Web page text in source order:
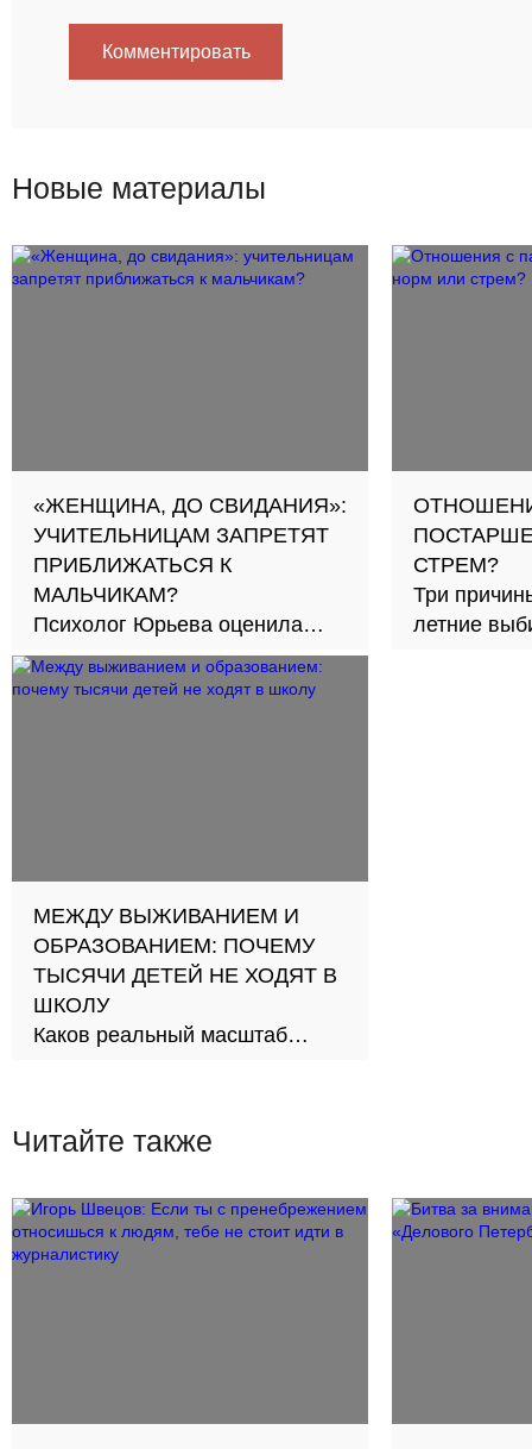
Комментировать
Новые материалы
«ЖЕНЩИНА, ДО СВИДАНИЯ»:
УЧИТЕЛЬНИЦАМ ЗАПРЕТЯТ
ПРИБЛИЖАТЬСЯ К
МАЛЬЧИКАМ?
Психолог Юрьева оценила
новый подход к обучению в
школах
СТРЕМ?
Три
летние
МЕЖДУ ВЫЖИВАНИЕМ И
ОБРАЗОВАНИЕМ: ПОЧЕМУ
ТЫСЯЧИ ДЕТЕЙ НЕ ХОДЯТ В
ШКОЛУ
Каков реальный масштаб
Читайте также